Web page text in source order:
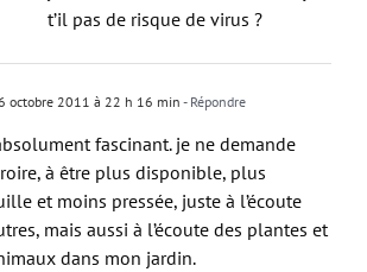
t’il pas de risque de virus ?
octobre 2011 à 22 h 16 min - Répondre
fascinant. je ne demande
à être plus disponible, plus
et moins pressée, juste à l’écoute
mais aussi à l’écoute des plantes et
dans mon jardin.